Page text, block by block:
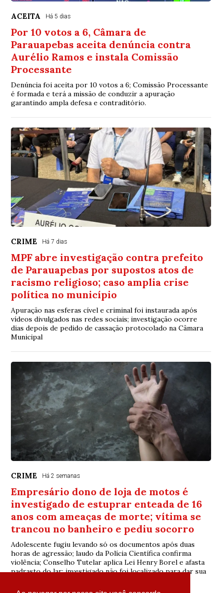
ACEITA Há 5 dias
Por 10 votos a 6, Câmara de
Parauapebas aceita denúncia contra
Aurélio Ramos e instala Comissão
Processante
Denúncia foi aceita por 10 votos a 6; Comissão Processante
é formada e terá a missão de conduzir a apuração
garantindo ampla defesa e contraditório.
CRIME Há 7 dias
MPF abre investigação contra prefeito
de Parauapebas por supostos atos de
racismo religioso; caso amplia crise
política no município
Apuração nas esferas cível e criminal foi instaurada após
vídeos divulgados nas redes sociais; investigação ocorre
dias depois de pedido de cassação protocolado na Câmara
Municipal
CRIME Há 2 semanas
Empresário dono de loja de motos é
investigado de estuprar enteada de 16
anos com ameaças de morte; vítima se
trancou no banheiro e pediu socorro
Adolescente fugiu levando só os documentos após duas
horas de agressão; laudo da Polícia Científica confirma
violência; Conselho Tutelar aplica Lei Henry Borel e afasta
padrasto do lar; investigado não foi localizado para dar sua